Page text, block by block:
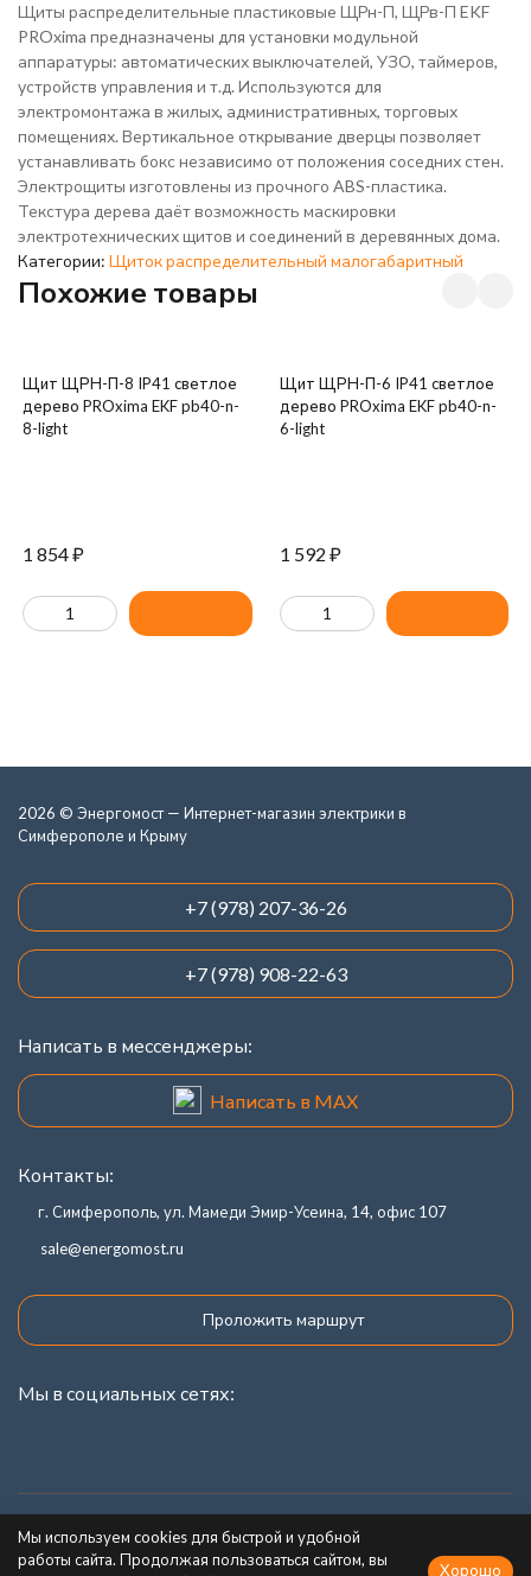
Щиты распределительные пластиковые ЩРн-П, ЩРв-П EKF
PROxima предназначены для установки модульной
аппаратуры: автоматических выключателей, УЗО, таймеров,
устройств управления и т.д. Используются для
электромонтажа в жилых, административных, торговых
помещениях. Вертикальное открывание дверцы позволяет
устанавливать бокс независимо от положения соседних стен.
Электрощиты изготовлены из прочного ABS-пластика.
Текстура дерева даёт возможность маскировки
электротехнических щитов и соединений в деревянных дома.
Категории: Щиток распределительный малогабаритный
Похожие товары
Щит ЩРН-П-8 IP41 светлое
дерево PROxima EKF pb40-n-
8-light
1 854₽
Щит ЩРН-П-6 IP41 светлое
дерево PROxima EKF pb40-n-
6-light
1 592 ₽
2026 © Энергомост — Интернет-магазин электрики в
Симферополе и Крыму
+7 (978) 207-36-26
+7 (978) 908-22-63
Написать в мессенджеры:
Написать в MAX
Контакты:
г. Симферополь, ул. Мамеди Эмир-Усеина, 14, офис 107
sale@energomost.ru
Проложить маршрут
Мы в социальных сетях:
Каталог товаров
Мы используем cookies для быстрой и удобной
работы сайта. Продолжая пользоваться сайтом, вы
Хорошо